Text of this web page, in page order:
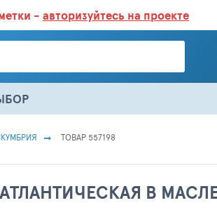
000 ТОВАРОВ. ЕЖЕДНЕВНОЕ ОБНОВЛЕНИЕ
- авторизуйтесь на проекте
ТОВАР 557198
В МАСЛЕ